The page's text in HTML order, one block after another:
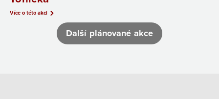
Více o této akci
Další plánované akce